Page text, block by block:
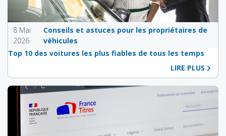
8 Mai
2026
Conseils et astuces pour les propriétaires de
véhicules
Top 10 des voitures les plus fiables de tous les temps
LIRE PLUS